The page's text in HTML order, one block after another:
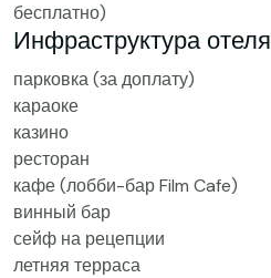
бесплатно)
Инфраструктура отеля
парковка (за доплату)
караоке
казино
ресторан
кафе (лобби-бар Film Cafe)
винный бар
сейф на рецепции
летняя терраса